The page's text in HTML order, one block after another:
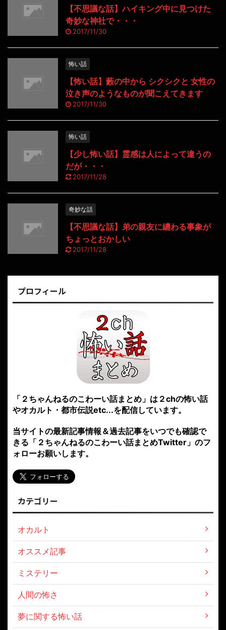
【不思議な話】ハイキング中に見つけた
奇妙な神社で・・・
2017/11/30
怖い話
【怖い話】藪の中から シクシクと 女性の
泣き声のようなものが聞こえてきます
2017/11/30
怖い話
【少し怖い話】霊感は人によって違うの
だが・・・
2017/11/28
奇妙な話
【不思議な話】弟の親友に纏わる事象が
ちょっとおかしい
2017/11/28
プロフィール
「２ちゃんねるのこわーい話まとめ」は２chの怖い話
やオカルト・都市伝説etc...を配信しています。
当サイトの最新記事情報＆過去記事をいつでも確認で
きる「２ちゃんねるのこわーい話まとめTwitter」のフ
ォローお願いします。
カテゴリー
オカルト
オススメ記事
ミステリー
人間の怖さ
夢に関する怖い話